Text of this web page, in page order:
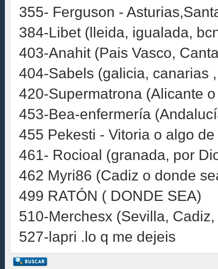
355- Ferguson -
384-Libet (lleida, igualada,
403-Anahit (Pais Vasco,
404-Sabels (galicia, canarias
420-Supermatrona (Alicante
453-Bea-enfermería
455 Pekesti - Vitoria o algo
461- Rocioal (granada, por
462 Myri86 (Cadiz o donde
499 RATÓN ( DONDE SEA)
510-Merchesx (Sevilla,
527-lapri .lo q me dejeis